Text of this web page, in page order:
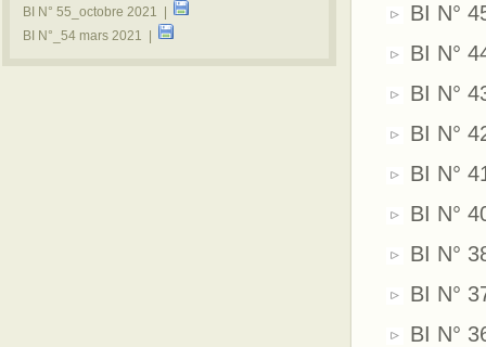
BI N° 55_octobre 2021 |
BI N°_54 mars 2021 |
BI N°
BI N°
BI N°
BI N°
BI N°
BI N°
BI N°
BI N°
BI N°